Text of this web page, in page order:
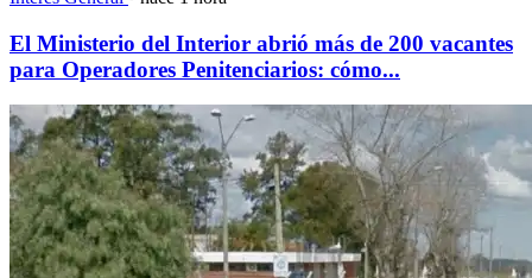
El Ministerio del Interior abrió más de 200 vacantes
para Operadores Penitenciarios: cómo...